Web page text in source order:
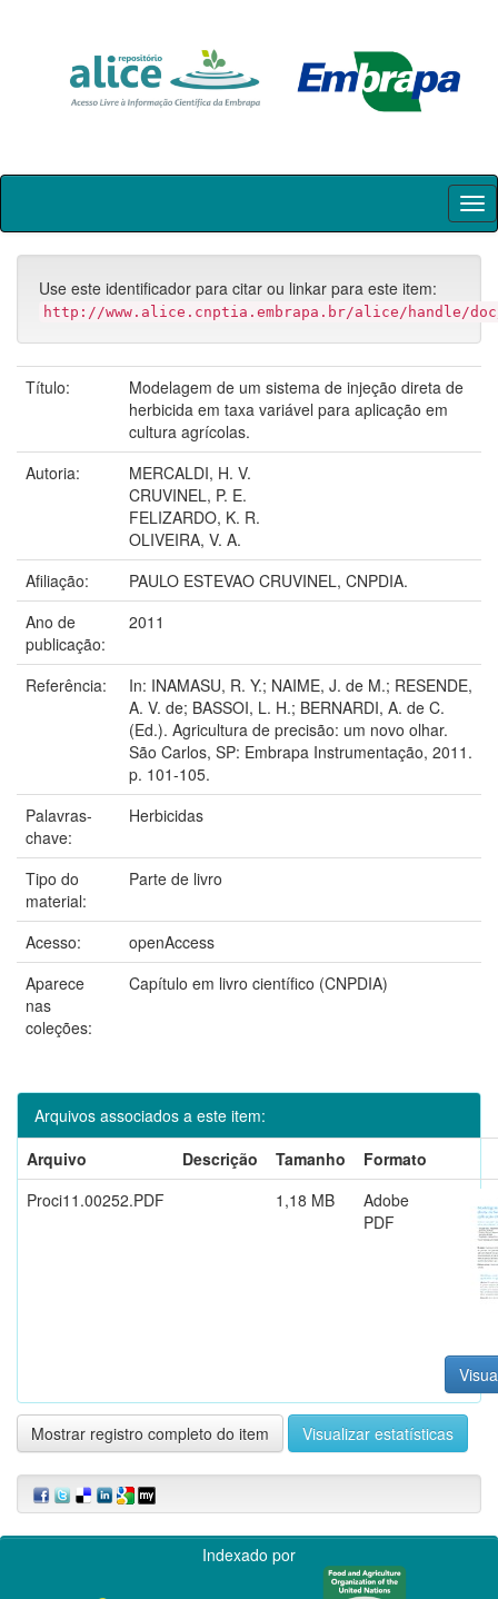
Skip
Use este identificador para citar ou linkar para este item:
http://www.alice.cnptia.embrapa.br/alice/handle/
Título:
Modelagem de um sistema de injeção direta de
herbicida em taxa variável para aplicação em
cultura agrícolas.
Autoria:
MERCALDI, H. V.
CRUVINEL, P. E.
FELIZARDO, K. R.
OLIVEIRA, V. A.
Afiliação:
PAULO ESTEVAO CRUVINEL, CNPDIA.
Ano de
publicação:
2011
Referência:
In: INAMASU, R. Y.; NAIME, J. de M.; RESENDE,
A. V. de; BASSOI, L. H.; BERNARDI, A. de C.
(Ed.). Agricultura de precisão: um novo olhar.
São Carlos, SP: Embrapa Instrumentação, 2011.
p. 101-105.
Palavras-
chave:
Herbicidas
Tipo do
material:
Parte de livro
Acesso:
openAccess
Aparece
nas
coleções:
Capítulo em livro científico (CNPDIA)
Arquivos associados a este item:
Arquivo
Descrição Tamanho
Formato
Proci11.00252.PDF
1,18 MB
Adobe
PDF
Mostrar registro completo do item Visualizar estatísticas
Indexado por